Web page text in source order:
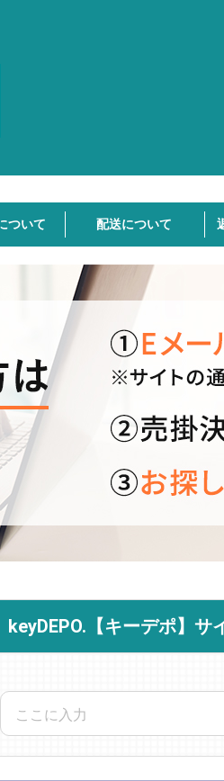
ついて 配送について
keyDEPO.【キーデポ】サ